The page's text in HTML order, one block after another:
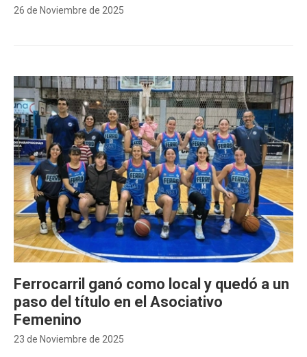
26 de Noviembre de 2025
23 de Noviembre de 2025
Ferrocarril ganó como local y quedó a un
paso del título en el Asociativo
Femenino